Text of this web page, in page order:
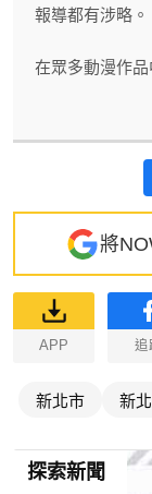
報導都有涉略。
在眾多動漫作
將
APP 追
新北市 新
探索新聞